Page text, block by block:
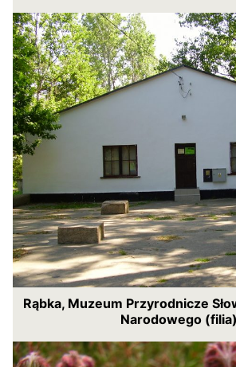
Rąbka, Muzeum Przyrodnicze
Narodowego (filia)